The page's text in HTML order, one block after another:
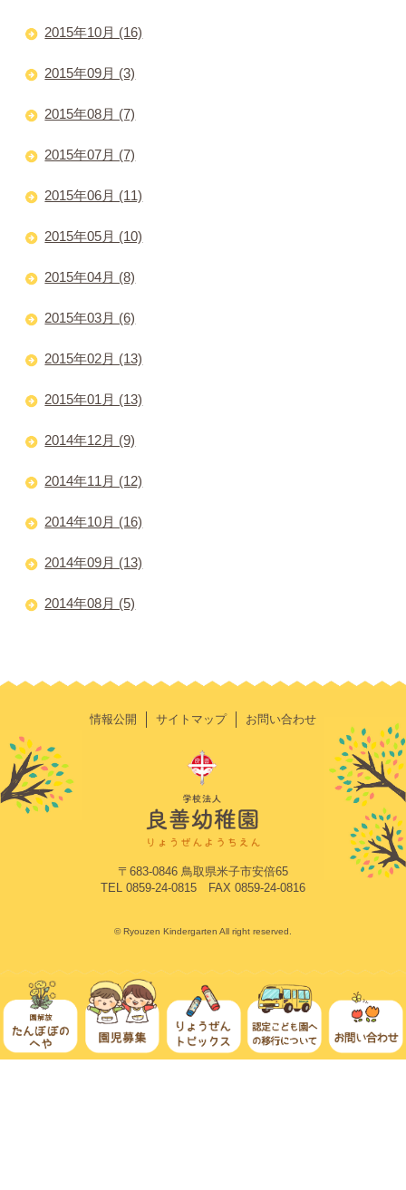
2015年10月 (16)
2015年09月 (3)
2015年08月 (7)
2015年07月 (7)
2015年06月 (11)
2015年05月 (10)
2015年04月 (8)
2015年03月 (6)
2015年02月 (13)
2015年01月 (13)
2014年12月 (9)
2014年11月 (12)
2014年10月 (16)
2014年09月 (13)
2014年08月 (5)
情報公開 サイトマップ お問い合わせ
〒683-0846 鳥取県米子市安倍65
TEL 0859-24-0815 FAX 0859-24-0816
© Ryouzen Kindergarten All right reserved.